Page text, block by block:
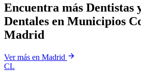
Encuentra más Dentistas
Dentales en Municipios
Madrid
Ver más en Madrid
CL